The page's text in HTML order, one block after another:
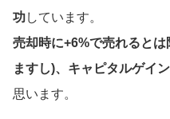
功しています。
売却時に+6%で売れると
ますし)、キャピタルゲイ
思います。